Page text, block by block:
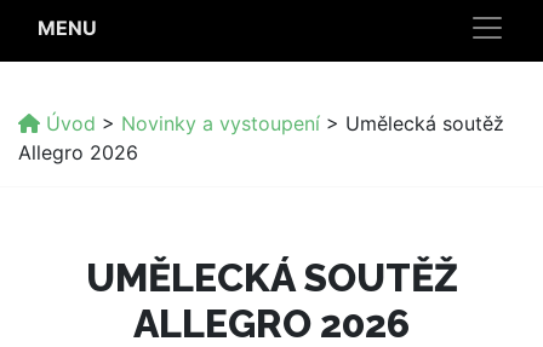
MENU
Úvod > Novinky a vystoupení > Umělecká soutěž
Allegro 2026
UMĚLECKÁ SOUTĚŽ
ALLEGRO 2026